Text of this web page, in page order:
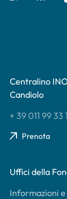
Centralino
Candiolo
+ 39 011 99 33
Prenota
Uffici della
Informazioni